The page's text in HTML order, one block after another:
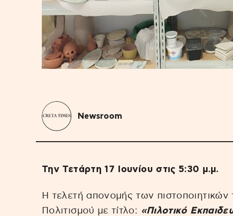
Newsroom
Την Τετάρτη 17 Ιουνίου στις 5:30 μ.μ.
Η τελετή απονομής των
Πολιτισμού με τίτλο: «Πιλοτικό